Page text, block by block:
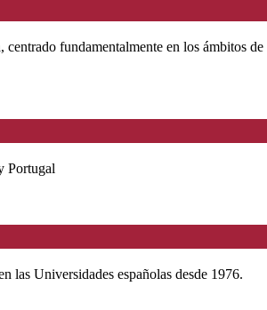
fundamentalmente en los ámbitos
Portugal
las Universidades españolas desde 1976.